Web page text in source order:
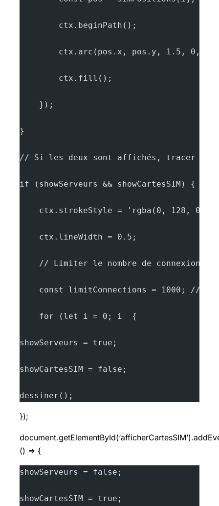
        ctx.beginPath();
ctx.arc(pos.x, pos.y, 1.5, 0,
        ctx.fill();
    });
}
// Si les deux sont affichés, tracer des
if (showServeurs && showCartesSIM) {
ctx.strokeStyle = 'rgba(0, 128, 0,
    ctx.lineWidth = 0.5;
// Limiter le nombre de connexions
const limitConnections = 1000; //
    for (let i = 0; i  {
showServeurs = true;
showCartesSIM = false;
dessiner();
});
() => {
showServeurs = false;
showCartesSIM = true;